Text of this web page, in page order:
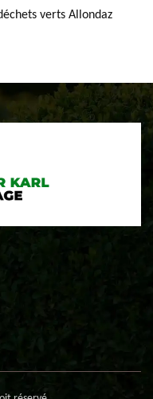
verts Allondaz